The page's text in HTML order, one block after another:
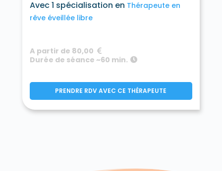
Avec 1 spécialisation en Thérapeute en
rêve éveillée libre
A partir de 80,00
Durée de séance ~60 min.
PRENDRE RDV AVEC CE THÉRAPEUTE